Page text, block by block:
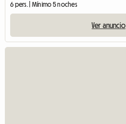
6 pers. | Mínimo 5 noches
Ver anuncio